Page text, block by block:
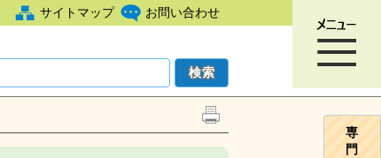
サイトマップ お問い合わせ
専
門